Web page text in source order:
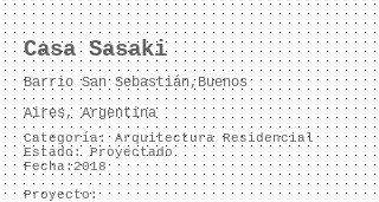
Casa Sasaki
Barrio San Sebastián, Buenos
Aires, Argentina
Categoría: Arquitectura Residencial
Estado: Proyectado
Fecha:2018
Proyecto: